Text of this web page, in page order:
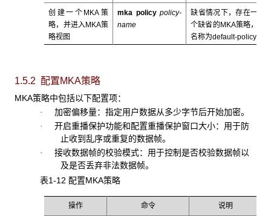
创建一个MKA策
略，并进入MKA策
略视图
mka policypolicy-
name
缺省情况下，存在一
个缺省的MKA策略，
名称为default-policy
1.5.2 配置MKA策略
MKA策略中包括以下配置项：
· 加密偏移量：指定用户数据从多少字节后开始加密。
· 开启重播保护功能和配置重播保护窗口大小：用于防
止收到乱序或重复的数据帧。
· 接收数据帧的校验模式：用于控制是否校验数据帧以
及是否丢弃非法数据帧。
表1-12 配置MKA策略
操作 命令 说明